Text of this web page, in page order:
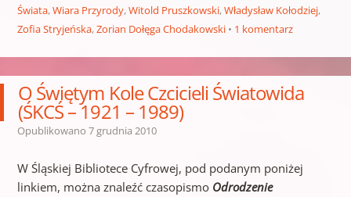
Świata,Wiara Przyrody,Witold Pruszkowski,Władysław Kołodziej,
Zofia Stryjeńska,Zorian Dołęga Chodakowski 1 komentarz
O Świętym Kole Czcicieli Światowida
(ŚKCŚ – 1921 – 1989)
Opublikowano 7 grudnia 2010
W Śląskiej Bibliotece Cyfrowej, pod podanym poniżej
linkiem, można znaleźć czasopismo Odrodzenie